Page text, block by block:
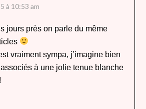
à 10:53 am
jours près on parle du même
vraiment sympa, j’imagine bien
associés à une jolie tenue blanche